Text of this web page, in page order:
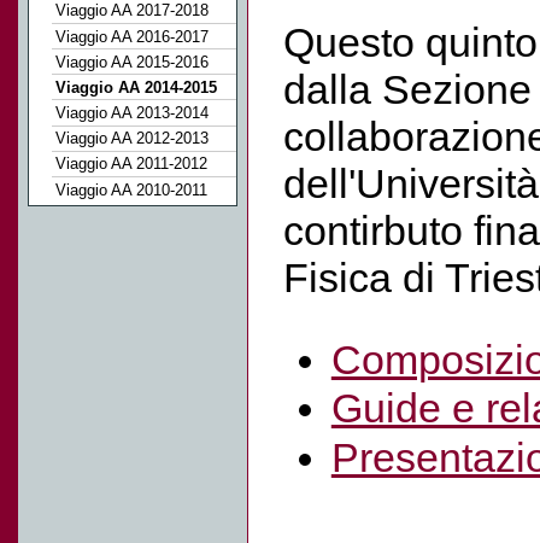
Questo
dalla
contirbuto
Fisica di
Guide e
Viaggio AA 2017-2018
Viaggio AA 2016-2017
Viaggio AA 2015-2016
Viaggio AA 2014-2015
Viaggio AA 2013-2014
Viaggio AA 2012-2013
Viaggio AA 2011-2012
Viaggio AA 2010-2011